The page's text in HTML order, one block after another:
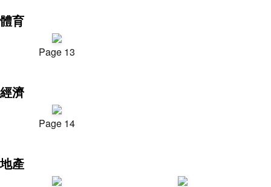
體育
Page 13
經濟
Page 14
地產